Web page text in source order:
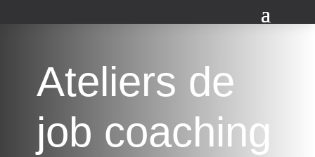
Ateliers de
job coaching